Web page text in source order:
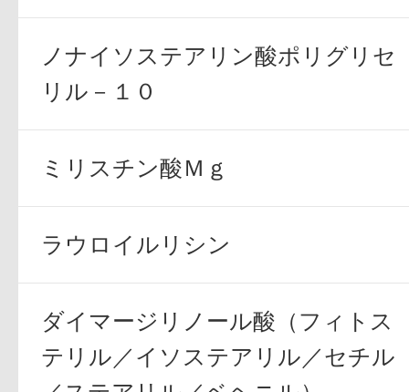
ノナイソステアリン酸ポリグリセ
リル－１０
ミリスチン酸Ｍｇ
ラウロイルリシン
ダイマージリノール酸（フィトス
テリル／イソステアリル／セチル